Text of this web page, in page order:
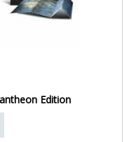
Edition